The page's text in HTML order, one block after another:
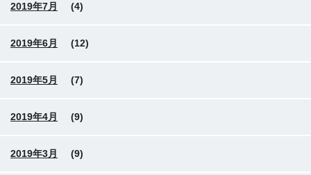
2019年7月 (4)
2019年6月 (12)
2019年5月 (7)
2019年4月 (9)
2019年3月 (9)